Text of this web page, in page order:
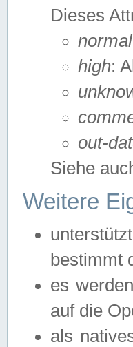
Dieses
normal
high:
out-
Siehe
Weitere
bestimmt
es
auf die
als